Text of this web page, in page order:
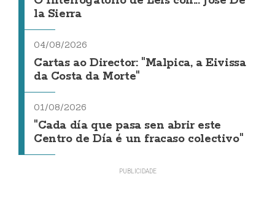
la Sierra
04/08/2026
Cartas ao Director: "Malpica, a Eivissa
da Costa da Morte"
01/08/2026
"Cada día que pasa sen abrir este
Centro de Día é un fracaso colectivo"